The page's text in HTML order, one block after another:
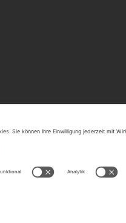
Jahren zu einem
Blogs in Österreich